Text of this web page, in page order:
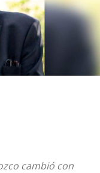
cambió con